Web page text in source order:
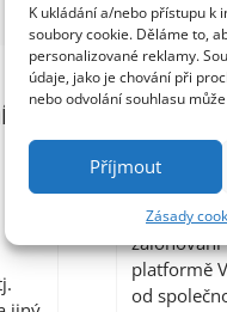
K ukládání a/nebo přístupu k
soubory cookie. Děláme to,
personalizované reklamy.
údaje, jako je chování při
nebo odvolání souhlasu
Příjmout
Zásady
Lunys
19. 6. 2017
V důsledku
systému
platformě
od